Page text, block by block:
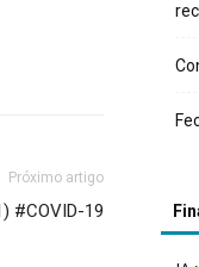
Próximo artigo
#COVID-19